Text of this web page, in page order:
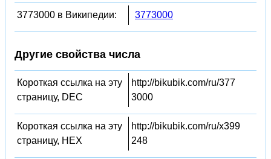
3773000 в Википедии: 3773000
Другие свойства числа
Короткая ссылка на эту
страницу, DEC
http://bikubik.com/ru/377
3000
Короткая ссылка на эту
страницу, HEX
http://bikubik.com/ru/x399
248